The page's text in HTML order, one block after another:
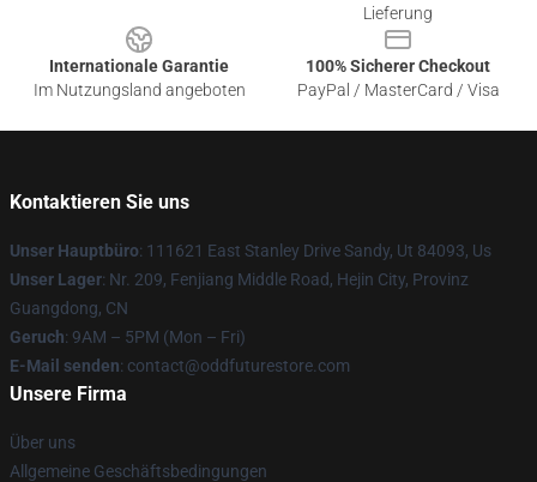
Lieferung
Internationale Garantie
Im Nutzungsland angeboten
100% Sicherer Checkout
PayPal / MasterCard / Visa
Kontaktieren Sie uns
Unser Hauptbüro: 111621 East Stanley Drive Sandy, Ut 84093, Us
Unser Lager: Nr. 209, Fenjiang Middle Road, Hejin City, Provinz
Guangdong, CN
Geruch: 9AM – 5PM (Mon – Fri)
E-Mail senden: contact@oddfuturestore.com
Unsere Firma
Über uns
Allgemeine Geschäftsbedingungen